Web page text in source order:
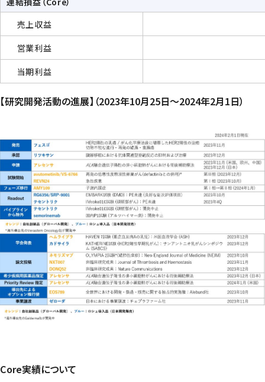
売上収益
営業利益
当期利益
【研究開発活動の進展】（2023年10月25日～2024年2月1日）
Core実績について